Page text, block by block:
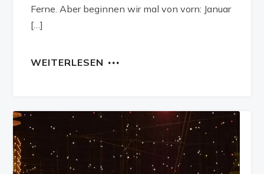
Ferne. Aber beginnen wir mal von vorn: Januar
[…]
WEITERLESEN